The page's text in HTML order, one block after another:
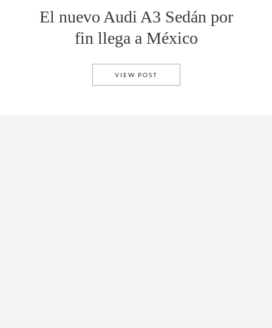
El nuevo Audi A3 Sedán por
fin llega a México
VIEW POST